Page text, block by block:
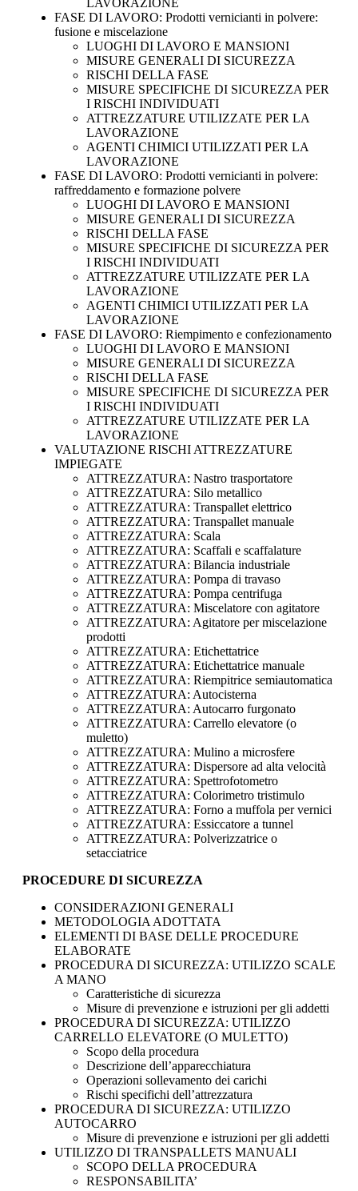
FASE DI LAVORO: Prodotti vernicianti in polvere:
fusione e miscelazione
LUOGHI DI LAVORO E MANSIONI
MISURE GENERALI DI SICUREZZA
RISCHI DELLA FASE
MISURE SPECIFICHE DI SICUREZZA PER
I RISCHI INDIVIDUATI
ATTREZZATURE UTILIZZATE PER LA
LAVORAZIONE
AGENTI CHIMICI UTILIZZATI PER LA
LAVORAZIONE
FASE DI LAVORO: Prodotti vernicianti in polvere:
raffreddamento e formazione polvere
LUOGHI DI LAVORO E MANSIONI
MISURE GENERALI DI SICUREZZA
RISCHI DELLA FASE
MISURE SPECIFICHE DI SICUREZZA PER
I RISCHI INDIVIDUATI
ATTREZZATURE UTILIZZATE PER LA
LAVORAZIONE
AGENTI CHIMICI UTILIZZATI PER LA
LAVORAZIONE
FASE DI LAVORO: Riempimento e confezionamento
LUOGHI DI LAVORO E MANSIONI
MISURE GENERALI DI SICUREZZA
RISCHI DELLA FASE
MISURE SPECIFICHE DI SICUREZZA PER
I RISCHI INDIVIDUATI
ATTREZZATURE UTILIZZATE PER LA
LAVORAZIONE
VALUTAZIONE RISCHI ATTREZZATURE
IMPIEGATE
ATTREZZATURA: Nastro trasportatore
ATTREZZATURA: Silo metallico
ATTREZZATURA: Transpallet elettrico
ATTREZZATURA: Transpallet manuale
ATTREZZATURA: Scala
ATTREZZATURA: Scaffali e scaffalature
ATTREZZATURA: Bilancia industriale
ATTREZZATURA: Pompa di travaso
ATTREZZATURA: Pompa centrifuga
ATTREZZATURA: Miscelatore con agitatore
ATTREZZATURA: Agitatore per miscelazione
prodotti
ATTREZZATURA: Etichettatrice
ATTREZZATURA: Etichettatrice manuale
ATTREZZATURA: Riempitrice semiautomatica
ATTREZZATURA: Autocisterna
ATTREZZATURA: Autocarro furgonato
ATTREZZATURA: Carrello elevatore (o
muletto)
ATTREZZATURA: Mulino a microsfere
ATTREZZATURA: Dispersore ad alta velocità
ATTREZZATURA: Spettrofotometro
ATTREZZATURA: Colorimetro tristimulo
ATTREZZATURA: Forno a muffola per vernici
ATTREZZATURA: Essiccatore a tunnel
ATTREZZATURA: Polverizzatrice o
setacciatrice
PROCEDURE DI SICUREZZA
CONSIDERAZIONI GENERALI
METODOLOGIA ADOTTATA
ELEMENTI DI BASE DELLE PROCEDURE
ELABORATE
PROCEDURA DI SICUREZZA: UTILIZZO SCALE
A MANO
Caratteristiche di sicurezza
Misure di prevenzione e istruzioni per gli addetti
PROCEDURA DI SICUREZZA: UTILIZZO
CARRELLO ELEVATORE (O MULETTO)
Scopo della procedura
Descrizione dell’apparecchiatura
Operazioni sollevamento dei carichi
Rischi specifichi dell’attrezzatura
PROCEDURA DI SICUREZZA: UTILIZZO
AUTOCARRO
Misure di prevenzione e istruzioni per gli addetti
UTILIZZO DI TRANSPALLETS MANUALI
SCOPO DELLA PROCEDURA
RESPONSABILITA’